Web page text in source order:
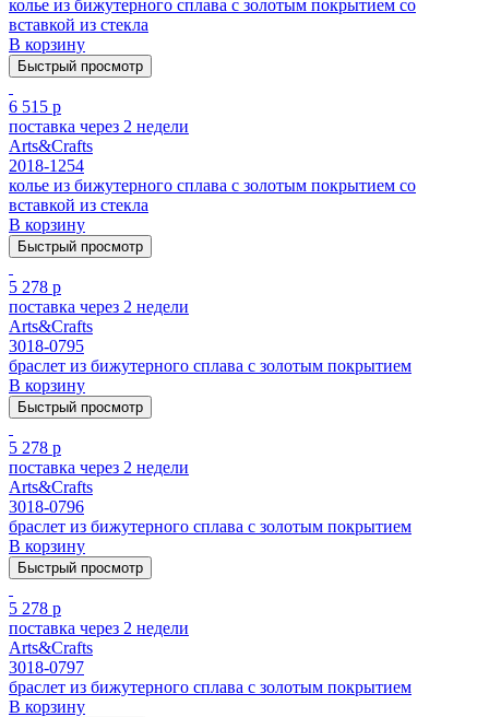
колье из бижутерного сплава с золотым покрытием cо
вставкой из стекла
В корзину
Быстрый просмотр
6 515 р
поставка через 2 недели
Arts&Crafts
2018-1254
колье из бижутерного сплава с золотым покрытием cо
вставкой из стекла
В корзину
Быстрый просмотр
5 278 р
поставка через 2 недели
Arts&Crafts
3018-0795
браслет из бижутерного сплава с золотым покрытием
В корзину
Быстрый просмотр
5 278 р
поставка через 2 недели
Arts&Crafts
3018-0796
браслет из бижутерного сплава с золотым покрытием
В корзину
Быстрый просмотр
5 278 р
поставка через 2 недели
Arts&Crafts
3018-0797
браслет из бижутерного сплава с золотым покрытием
В корзину